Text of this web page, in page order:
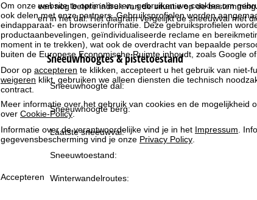
Om onze website te optimaliseren, gebruiken we cookies om
ook delen met onze partners. Gebruiksprofielen worden
eindapparaat- en browserinformatie. Deze gebruiksprofielen
productaanbevelingen, geïndividualiseerde reclame en
moment in te trekken), wat ook de overdracht van bepaalde
buiten de Europese Economische Ruimte inhoudt, zoals Google
Door op accepteren te klikken, accepteert u het gebruik van niet-
weigeren klikt, gebruiken we alleen diensten die technisch
contract.
Meer informatie over het gebruik van cookies en de mogelijkheid
over Cookie-Policy.
Informatie over de verantwoordelijke vind je in het Impressum.
gegevensbescherming vind je onze Privacy Policy.
Accepteren
r
t
p
a
g
i
n
a
een nog betere indruk van de situatie op de
en in het dal. Het diagram vergelijkt de sneeuwval met
Sneeuwhoogtes & pistetoestand
Sneeuwhoogte dal:
Sneeuwhoogte berg:
Laatste sneeuwval:
Sneeuwtoestand:
Winterwandelroutes: